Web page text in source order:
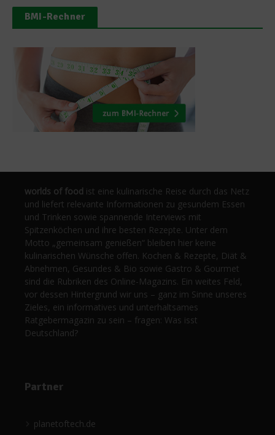
BMI-Rechner
worlds of food ist eine kulinarische Reise durch das Netz
und liefert relevante Informationen zu gesundem Essen
und Trinken sowie spannende Interviews mit
Spitzenköchen und ihre besten Rezepte. Unter dem
Motto „gemeinsam genießen“ bleiben hier keine
kulinarischen Wünsche offen. Kochen & Rezepte, Diät &
Abnehmen, Gesundes & Bio sowie Gastro & Gourmet
sind die Rubriken des Online-Magazins. Ein weites Feld,
vor dessen Hintergrund wir uns – ganz im Sinne unseres
Zieles, ein informatives und unterhaltsames
Ratgebermagazin zu sein – fragen: Was isst
Deutschland?
Partner
planetoftech.de